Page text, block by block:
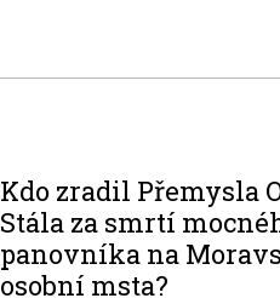
Kdo zradil Přemysla
Stála za smrtí
panovníka na
osobní msta?